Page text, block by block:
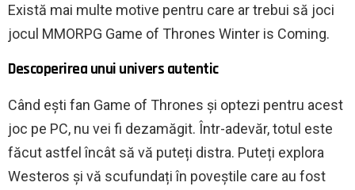
Există mai multe motive pentru care ar trebui să joci
jocul MMORPG Game of Thrones Winter is Coming.
Descoperirea unui univers autentic
Când ești fan Game of Thrones și optezi pentru acest
joc pe PC, nu vei fi dezamăgit. Într-adevăr, totul este
făcut astfel încât să vă puteți distra. Puteți explora
Westeros și vă scufundați în poveștile care au fost